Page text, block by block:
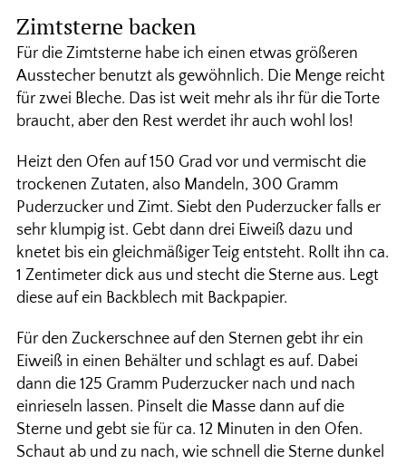
Zimtsterne backen
Für die Zimtsterne habe ich einen etwas größeren
Ausstecher benutzt als gewöhnlich. Die Menge reicht
für zwei Bleche. Das ist weit mehr als ihr für die Torte
braucht, aber den Rest werdet ihr auch wohl los!
Heizt den Ofen auf 150 Grad vor und vermischt die
trockenen Zutaten, also Mandeln, 300 Gramm
Puderzucker und Zimt. Siebt den Puderzucker falls er
sehr klumpig ist. Gebt dann drei Eiweiß dazu und
knetet bis ein gleichmäßiger Teig entsteht. Rollt ihn ca.
1 Zentimeter dick aus und stecht die Sterne aus. Legt
diese auf ein Backblech mit Backpapier.
Für den Zuckerschnee auf den Sternen gebt ihr ein
Eiweiß in einen Behälter und schlagt es auf. Dabei
dann die 125 Gramm Puderzucker nach und nach
einrieseln lassen. Pinselt die Masse dann auf die
Sterne und gebt sie für ca. 12 Minuten in den Ofen.
Schaut ab und zu nach, wie schnell die Sterne dunkel